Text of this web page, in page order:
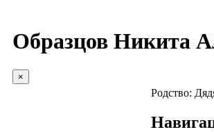
Образцов Никита
×
Родство: